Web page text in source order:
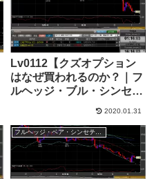
Lv0112【クズオプション
はなぜ買われるのか？｜フ
ルヘッジ・ブル・シンセテ
2020.01.31